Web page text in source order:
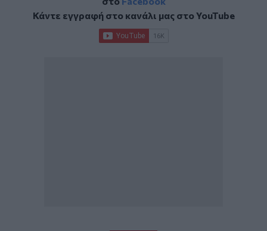
Κάντε εγγραφή στο κανάλι μας στοYouTube